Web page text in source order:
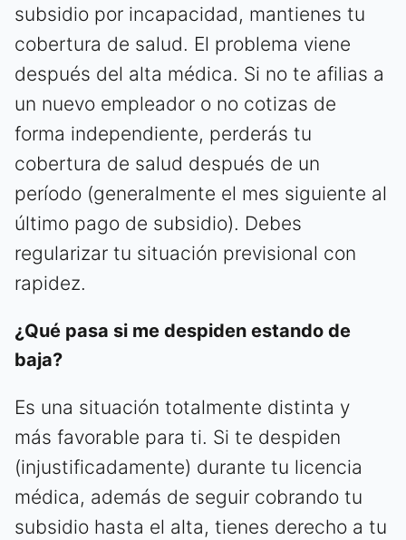
subsidio por incapacidad, mantienes tu
cobertura de salud. El problema viene
después del alta médica. Si no te afilias a
un nuevo empleador o no cotizas de
forma independiente, perderás tu
cobertura de salud después de un
período (generalmente el mes siguiente al
último pago de subsidio). Debes
regularizar tu situación previsional con
rapidez.
¿Qué pasa si me despiden estando de
baja?
Es una situación totalmente distinta y
más favorable para ti. Si te despiden
(injustificadamente) durante tu licencia
médica, además de seguir cobrando tu
subsidio hasta el alta, tienes derecho a tu